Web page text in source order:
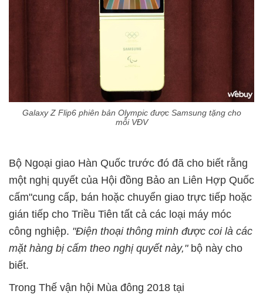
Galaxy Z Flip6 phiên bản Olympic được Samsung tặng cho
mỗi VĐV
Bộ Ngoại giao Hàn Quốc trước đó đã cho biết rằng
một nghị quyết của Hội đồng Bảo an Liên Hợp Quốc
cấm"cung cấp, bán hoặc chuyển giao trực tiếp hoặc
gián tiếp cho Triều Tiên tất cả các loại máy móc
công nghiệp. "Điện thoại thông minh được coi là các
mặt hàng bị cấm theo nghị quyết này,"bộ này cho
biết.
Trong Thế vận hội Mùa đông 2018 tại